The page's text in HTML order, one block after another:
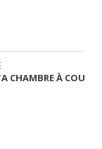
CHAMBRE À